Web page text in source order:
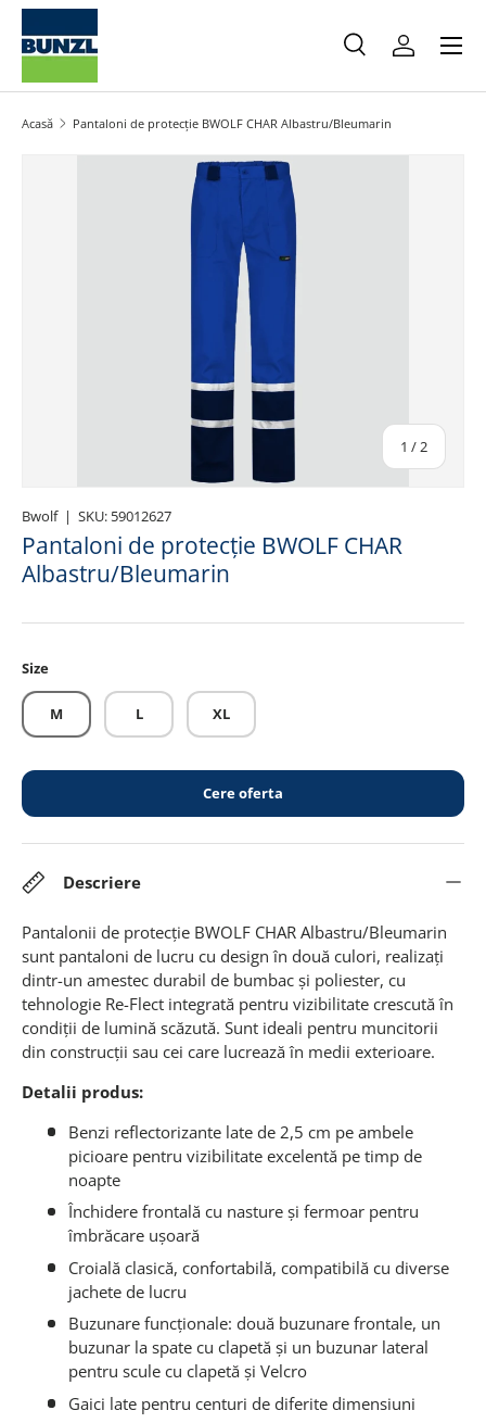
Salt la conținut
Caută
Caută
Meniu
Acasă Pantaloni de protecție BWOLF CHAR Albastru/Bleumarin
Salt la informațiile produsului
1 / din
2
Bwolf| SKU: 59012627
Pantaloni de protecție BWOLF CHAR
Albastru/Bleumarin
Size
M L XL
Cere oferta
Descriere
Pantalonii de protecție BWOLF CHAR Albastru/Bleumarin
sunt pantaloni de lucru cu design în două culori, realizați
dintr-un amestec durabil de bumbac și poliester, cu
tehnologie Re-Flect integrată pentru vizibilitate crescută în
condiții de lumină scăzută. Sunt ideali pentru muncitorii
din construcții sau cei care lucrează în medii exterioare.
Detalii produs:
Benzi reflectorizante late de 2,5 cm pe ambele
picioare pentru vizibilitate excelentă pe timp de
noapte
Închidere frontală cu nasture și fermoar pentru
îmbrăcare ușoară
Croială clasică, confortabilă, compatibilă cu diverse
jachete de lucru
Buzunare funcționale: două buzunare frontale, un
buzunar la spate cu clapetă și un buzunar lateral
pentru scule cu clapetă și Velcro
Gaici late pentru centuri de diferite dimensiuni